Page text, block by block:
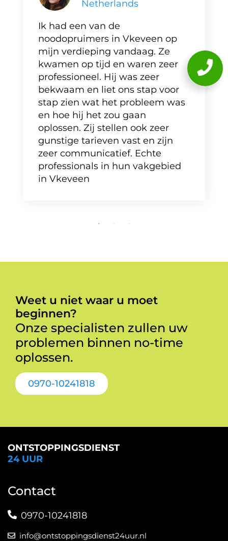
Netherlands
Ik had een van de
noodopruimers in Vkeveen op
mijn verdieping vandaag. Ze
kwamen op tijd en waren zeer
professioneel. Hij was zeer
bekwaam en liet ons stap voor
stap zien wat het probleem was
en hoe hij het zou gaan
oplossen. Zij stellen ook zeer
gunstige tarieven vast en zijn
zeer communicatief. Echte
professionals in hun vakgebied
in Vkeveen
Weet u niet waar u moet
beginnen?
Onze specialisten zullen uw
problemen binnen no-time
oplossen.
0970-10241818
ONTSTOPPINGSDIENST
24 UUR
Contact
0970-10241818
info@ontstoppingsdienst24uur.nl